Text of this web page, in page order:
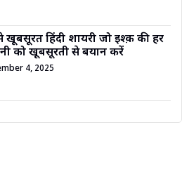
हिंदी शायरी जो इश्क़ की हर
को खूबसूरती से बयान करें
4, 2025